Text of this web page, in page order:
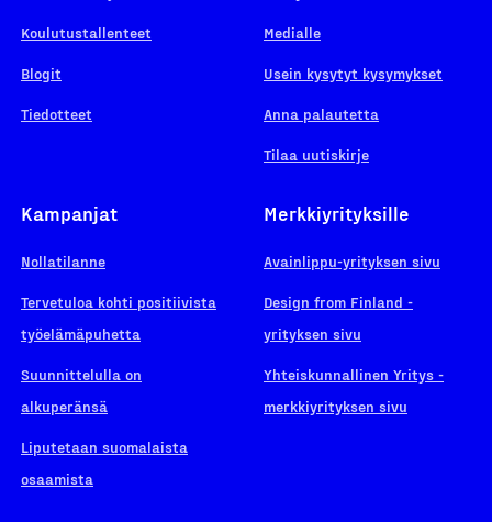
Koulutustallenteet
Blogit
Tiedotteet
Medialle
Usein kysytyt kysymykset
Anna palautetta
Tilaa uutiskirje
Kampanjat
Nollatilanne
Tervetuloa kohti positiivista
työelämäpuhetta
Suunnittelulla on
alkuperänsä
Liputetaan suomalaista
osaamista
Merkkiyrityksille
Avainlippu-yrityksen sivu
Design from Finland -
yrityksen sivu
Yhteiskunnallinen Yritys -
merkkiyrityksen sivu